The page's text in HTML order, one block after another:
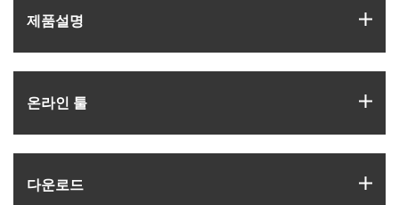
제품­설명
온라인 툴
다운로드